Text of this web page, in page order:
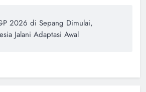
2026 di Sepang Dimulai,
Jalani Adaptasi Awal